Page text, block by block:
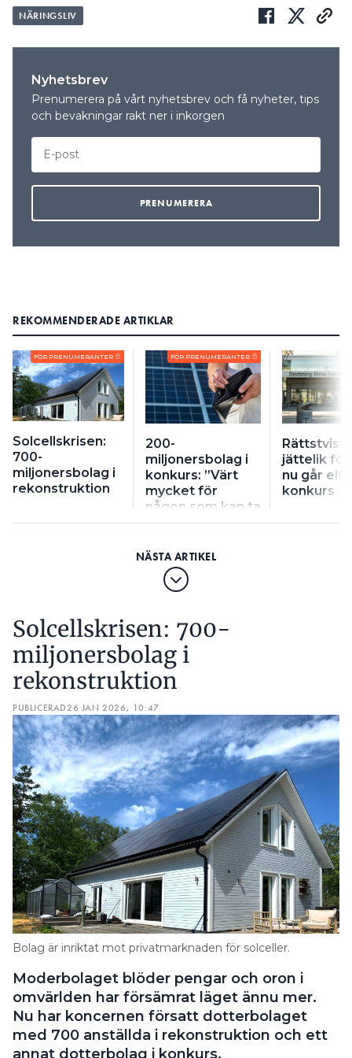
NÄRINGSLIV
Nyhetsbrev
Prenumerera på vårt nyhetsbrev och få nyheter, tips
och bevakningar rakt ner i inkorgen
REKOMMENDERADE ARTIKLAR
FÖR PRENUMERANTER
Solcellskrisen:
700-
miljonersbolag i
rekonstruktion
FÖR PRENUMERANTER
200-
miljonersbolag i
konkurs: ”Värt
mycket för
någon som kan ta
över”
Rättstvist
jättelik
nu går
konkurs
Solcellskrisen: 700-
miljonersbolag i
rekonstruktion
PUBLICERAD26 JAN 2026, 10:47
Bolag är inriktat mot privatmarknaden för solceller.
Moderbolaget blöder pengar och oron i
omvärlden har försämrat läget ännu mer.
Nu har koncernen försatt dotterbolaget
med 700 anställda i rekonstruktion och ett
annat dotterbolag i konkurs.